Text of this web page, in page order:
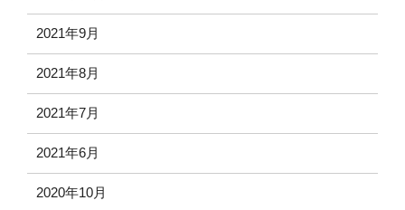
2021年9月
2021年8月
2021年7月
2021年6月
2020年10月